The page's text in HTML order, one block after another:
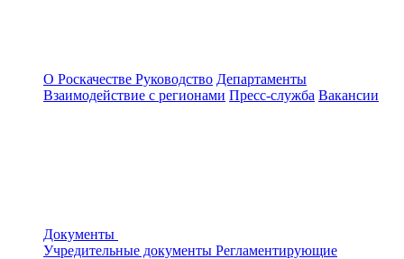
О Роскачестве Руководство Департаменты
Взаимодействие с регионами Пресс-служба Вакансии
Документы
Учредительные документы Регламентирующие